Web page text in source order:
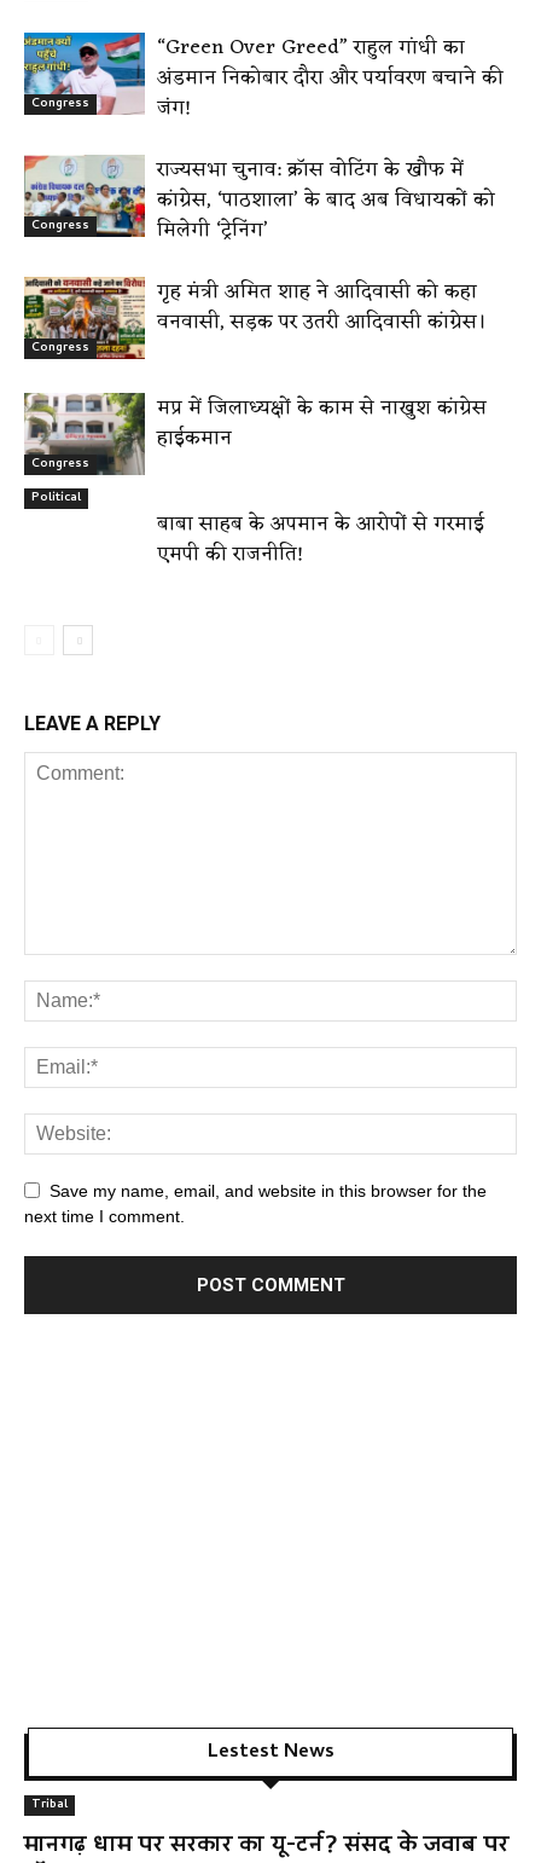
Congress
“Green Over Greed” राहुल गांधी का
अंडमान निकोबार दौरा और पर्यावरण बचाने की
जंग!
Congress
राज्यसभा चुनाव: क्रॉस वोटिंग के खौफ में
कांग्रेस, ‘पाठशाला’ के बाद अब विधायकों को
मिलेगी ‘ट्रेनिंग’
Congress
गृह मंत्री अमित शाह ने आदिवासी को कहा
वनवासी, सड़क पर उतरी आदिवासी कांग्रेस।
Congress
मप्र में जिलाध्यक्षों के काम से नाखुश कांग्रेस
हाईकमान
Political
बाबा साहब के अपमान के आरोपों से गरमाई
एमपी की राजनीति!
LEAVE A REPLY
Save my name, email, and website in this browser for the
next time I comment.
Lestest News
Tribal
मानगढ़ धाम पर सरकार का यू-टर्न? संसद के जवाब पर